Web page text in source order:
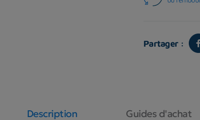
Partager :
Description Guides d'achat